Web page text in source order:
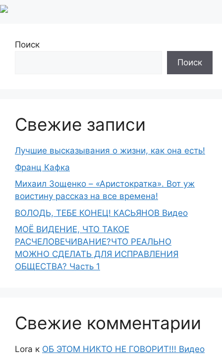
Поиск
Поиск
Свежие записи
Лучшие высказывания о жизни, как она есть!
Франц Кафка
Михаил Зощенко – «Аристократка». Вот уж
воистину рассказ на все времена!
ВОЛОДЬ, ТЕБЕ КОНЕЦ! КАСЬЯНОВ Видео
МОЁ ВИДЕНИЕ, ЧТО ТАКОЕ
РАСЧЕЛОВЕЧИВАНИЕ?ЧТО РЕАЛЬНО
МОЖНО СДЕЛАТЬ ДЛЯ ИСПРАВЛЕНИЯ
ОБЩЕСТВА? Часть 1
Свежие комментарии
Lora к ОБ ЭТОМ НИКТО НЕ ГОВОРИТ!!! Видео